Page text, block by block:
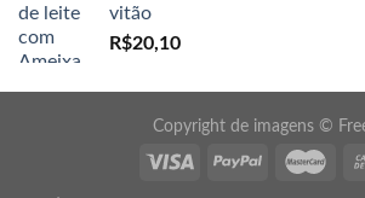
vitão
R$20,10
Copyright de imagens ©